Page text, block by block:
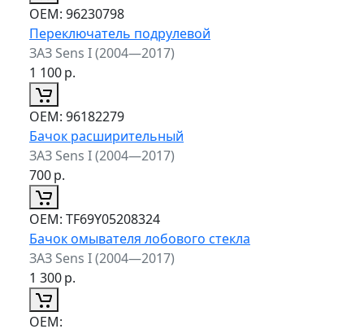
ОЕМ: 96230798
Переключатель подрулевой
ЗАЗ Sens I (2004—2017)
1 100р.
ОЕМ: 96182279
Бачок расширительный
ЗАЗ Sens I (2004—2017)
700р.
ОЕМ: TF69Y05208324
Бачок омывателя лобового стекла
ЗАЗ Sens I (2004—2017)
1 300р.
ОЕМ: